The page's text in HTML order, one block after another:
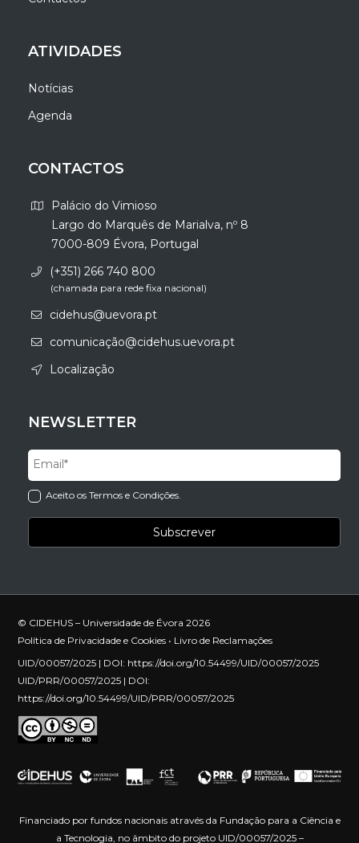
ATIVIDADES
Notícias
Agenda
CONTACTOS
Palácio do Vimioso
Largo do Marquês de Marialva, nº 8
7000-809 Évora, Portugal
(+351) 266 740 800
(chamada para rede fixa nacional)
cidehus@uevora.pt
comunicação@cidehus.uevora.pt
Localização
NEWSLETTER
Aceito os Termos e Condições.
© CIDEHUS – Universidade de Évora 2026
Política de Privacidade e Cookies • Livro de Reclamações
UID/00057/2025 | DOI: https://doi.org/10.54499/UID/00057/2025
UID/PRR/00057/2025 | DOI:
https://doi.org/10.54499/UID/PRR/00057/2025
Financiado por fundos nacionais através da Fundação para a Ciência e
a Tecnologia, no âmbito do projeto UID/00057/2025 –